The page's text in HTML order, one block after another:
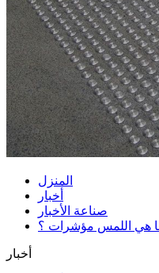
المنزل
أخبار
صناعة الأخبار
هي اللمس مؤشرات ؟
أخبار